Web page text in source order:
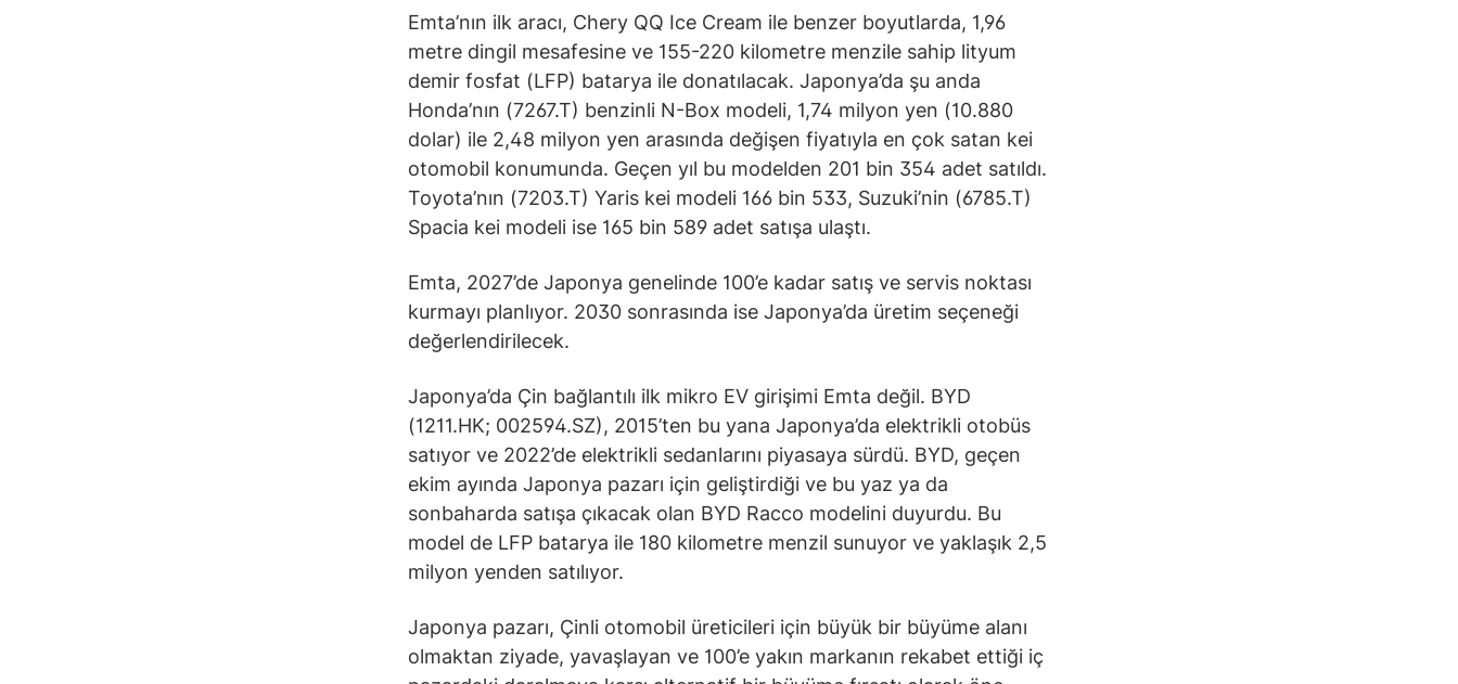
Emta’nın ilk aracı, Chery QQ Ice Cream ile benzer boyutlarda, 1,96
metre dingil mesafesine ve 155-220 kilometre menzile sahip lityum
demir fosfat (LFP) batarya ile donatılacak. Japonya’da şu anda
Honda’nın (7267.T) benzinli N-Box modeli, 1,74 milyon yen (10.880
dolar) ile 2,48 milyon yen arasında değişen fiyatıyla en çok satan kei
otomobil konumunda. Geçen yıl bu modelden 201 bin 354 adet satıldı.
Toyota’nın (7203.T) Yaris kei modeli 166 bin 533, Suzuki’nin (6785.T)
Spacia kei modeli ise 165 bin 589 adet satışa ulaştı.
Emta, 2027’de Japonya genelinde 100’e kadar satış ve servis noktası
kurmayı planlıyor. 2030 sonrasında ise Japonya’da üretim seçeneği
değerlendirilecek.
Japonya’da Çin bağlantılı ilk mikro EV girişimi Emta değil. BYD
(1211.HK; 002594.SZ), 2015’ten bu yana Japonya’da elektrikli otobüs
satıyor ve 2022’de elektrikli sedanlarını piyasaya sürdü. BYD, geçen
ekim ayında Japonya pazarı için geliştirdiği ve bu yaz ya da
sonbaharda satışa çıkacak olan BYD Racco modelini duyurdu. Bu
model de LFP batarya ile 180 kilometre menzil sunuyor ve yaklaşık 2,5
milyon yenden satılıyor.
Japonya pazarı, Çinli otomobil üreticileri için büyük bir büyüme alanı
olmaktan ziyade, yavaşlayan ve 100’e yakın markanın rekabet ettiği iç